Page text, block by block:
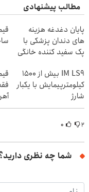
مطالب پیشنهادی
پایان دغدغه هزینه
های دندان پزشکی با
پک سفید کننده خانگی
IM LS9 بیش از 1500
کیلومترپیمایش با یکبار
شارژ
۲ ۰
شما چه نظری